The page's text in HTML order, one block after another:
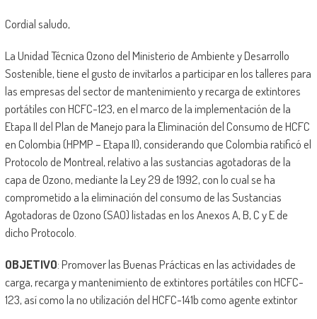
Cordial saludo,
La Unidad Técnica Ozono del Ministerio de Ambiente y Desarrollo
Sostenible, tiene el gusto de invitarlos a participar en los talleres para
las empresas del sector de mantenimiento y recarga de extintores
portátiles con HCFC-123, en el marco de la implementación de la
Etapa II del Plan de Manejo para la Eliminación del Consumo de HCFC
en Colombia (HPMP – Etapa II), considerando que Colombia ratificó el
Protocolo de Montreal, relativo a las sustancias agotadoras de la
capa de Ozono, mediante la Ley 29 de 1992, con lo cual se ha
comprometido a la eliminación del consumo de las Sustancias
Agotadoras de Ozono (SAO) listadas en los Anexos A, B, C y E de
dicho Protocolo.
OBJETIVO: Promover las Buenas Prácticas en las actividades de
carga, recarga y mantenimiento de extintores portátiles con HCFC-
123, así como la no utilización del HCFC-141b como agente extintor